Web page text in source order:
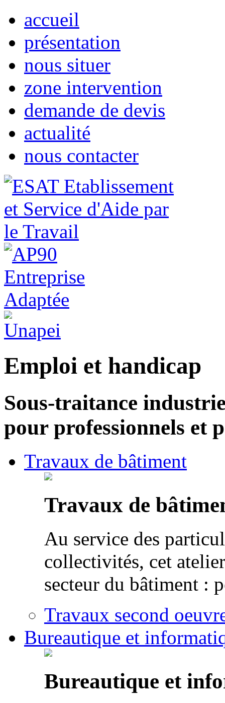
accueil
présentation
nous situer
zone intervention
demande de devis
actualité
nous contacter
Emploi et handicap
Sous-traitance
pour professionnels et
Travaux de bâtiment
Travaux de
Au service des
collectivités, cet
secteur du bâtiment :
Travaux second
Bureautique et
Bureautique et